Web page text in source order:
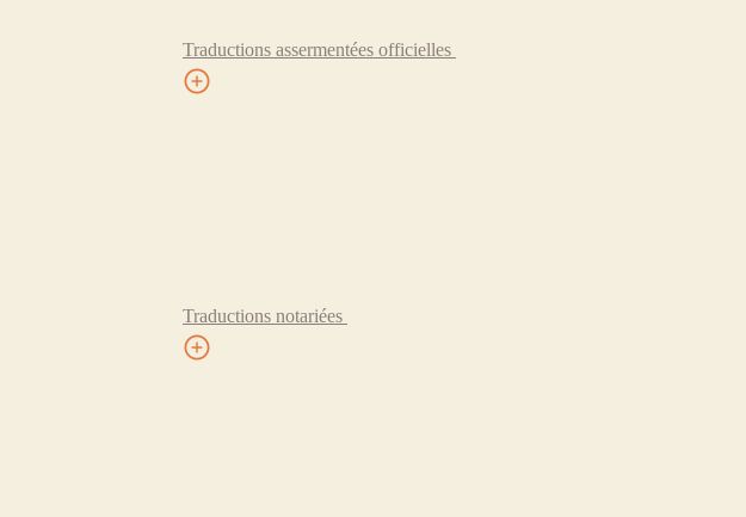
Traductions assermentées officielles
Traductions notariées